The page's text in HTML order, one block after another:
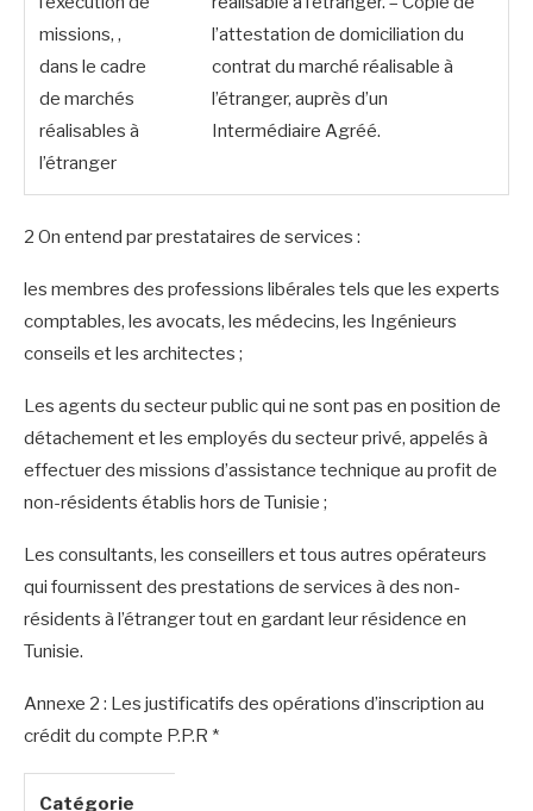
missions, ,
dans le cadre
de marchés
réalisables à
l’étranger
l’attestation de domiciliation du
contrat du marché réalisable à
l’étranger, auprès d’un
Intermédiaire Agréé.
2 On entend par prestataires de services :
les membres des professions libérales tels que les experts
comptables, les avocats, les médecins, les Ingénieurs
conseils et les architectes ;
Les agents du secteur public qui ne sont pas en position de
détachement et les employés du secteur privé, appelés à
effectuer des missions d’assistance technique au profit de
non-résidents établis hors de Tunisie ;
Les consultants, les conseillers et tous autres opérateurs
qui fournissent des prestations de services à des non-
résidents à l’étranger tout en gardant leur résidence en
Tunisie.
Annexe 2 : Les justificatifs des opérations d’inscription au
crédit du compte P.P.R *
Catégorie